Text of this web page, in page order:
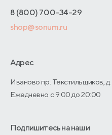
Адреса магазинов
Договор-оферты
Оптовые продажи
О производстве
8 (800) 700-34-29
shop@sonum.ru
Адрес
Иваново пр. Текстильщиков, д.
Ежедневно с 9:00 до 20:00
Подпишитесь на наши